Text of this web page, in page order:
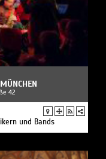
42
und Bands